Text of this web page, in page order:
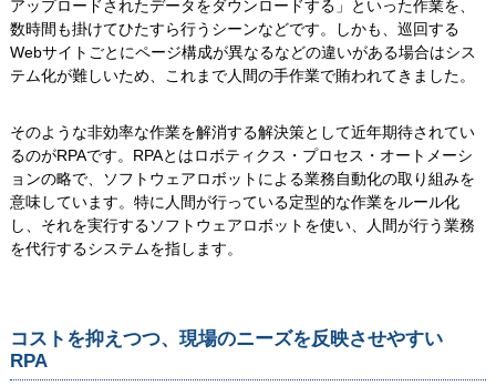
アップロードされたデータをダウンロードする」といった作業を、
数時間も掛けてひたすら行うシーンなどです。しかも、巡回する
Webサイトごとにページ構成が異なるなどの違いがある場合はシス
テム化が難しいため、これまで人間の手作業で賄われてきました。
そのような非効率な作業を解消する解決策として近年期待されてい
るのがRPAです。RPAとはロボティクス・プロセス・オートメーシ
ョンの略で、ソフトウェアロボットによる業務自動化の取り組みを
意味しています。特に人間が行っている定型的な作業をルール化
し、それを実行するソフトウェアロボットを使い、人間が行う業務
を代行するシステムを指します。
コストを抑えつつ、現場のニーズを反映させやすい
RPA